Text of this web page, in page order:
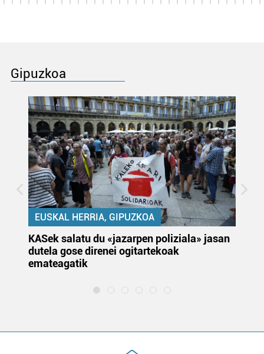
Gipuzkoa
EUSKAL HERRIA, GIPUZKOA
KASek salatu du «jazarpen poliziala» jasan
dutela gose direnei ogitartekoak
emateagatik